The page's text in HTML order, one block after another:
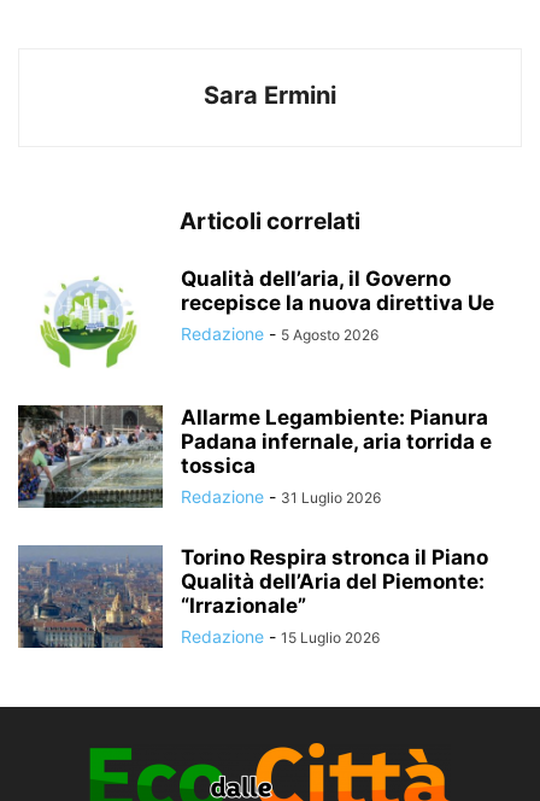
Sara Ermini
Articoli correlati
Qualità dell’aria, il Governo
recepisce la nuova direttiva Ue
Redazione - 5 Agosto 2026
Allarme Legambiente: Pianura
Padana infernale, aria torrida e
tossica
Redazione - 31 Luglio 2026
Torino Respira stronca il Piano
Qualità dell’Aria del Piemonte:
“Irrazionale”
Redazione - 15 Luglio 2026